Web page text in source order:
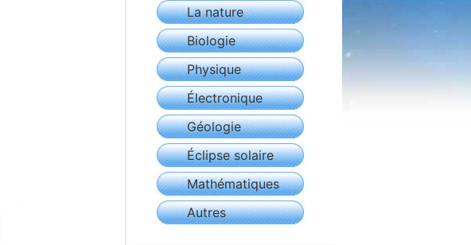
La nature
Biologie
Physique
Électronique
Géologie
Éclipse solaire
Mathématiques
Autres